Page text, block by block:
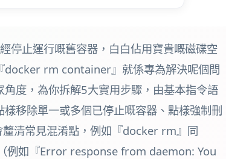
停止運行嘅舊容器，白白佔用寶貴嘅磁碟空
docker rm container』就係專為解決呢個問
度，為你拆解5大實用步驟，由基本指令語
移除單一或多個已停止嘅容器、點樣強制刪
清常見混淆點，例如『docker rm』同
例如『Error response from daemon: You